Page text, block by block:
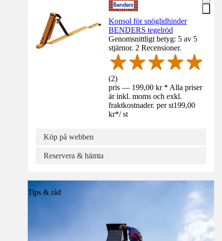
Konsol för snöglidhinder
BENDERS tegelröd
Genomsnittligt betyg: 5 av 5
stjärnor. 2 Recensioner.
(2)
pris — 199,00 kr * Alla priser
är inkl. moms och exkl.
fraktkostnader. per st199,00
kr*/ st
Köp på webben
Reservera & hämta
Tips & råd